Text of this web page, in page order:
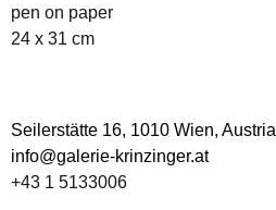
pen on paper
24 x 31 cm
Seilerstätte 16, 1010 Wien, Austria
info@galerie-krinzinger.at
+43 1 5133006